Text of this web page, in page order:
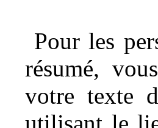
Pour les
résumé,
votre texte
utilisant le